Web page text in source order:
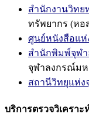
สำนักงานวิทย
ทรัพยากร (หอ
ศูนย์หนังสือแห่
สำนักพิมพ์จุฬ
จุฬาลงกรณ์มห
สถานีวิทยุแห่ง
บริการตรวจวิเครา